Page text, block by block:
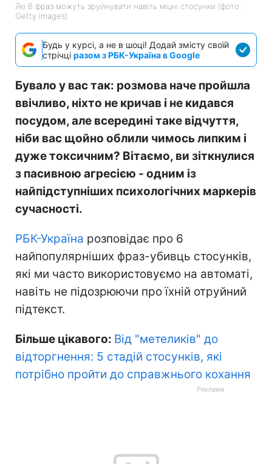
Які 6 фраз можуть зруйнувати навіть міцні стосунки (фото:
Getty Images)
Будь у курсі, а не в шоці! Додай змісту своїй
стрічці разом з РБК-Україна в Google
Бувало у вас так: розмова наче пройшла
ввічливо, ніхто не кричав і не кидався
посудом, але всередині таке відчуття,
ніби вас щойно облили чимось липким і
дуже токсичним? Вітаємо, ви зіткнулися
з пасивною агресією - одним із
найпідступніших психологічних маркерів
сучасності.
РБК-Україна розповідає про 6
найпопулярніших фраз-убивць стосунків,
які ми часто використовуємо на автоматі,
навіть не підозрюючи про їхній отруйний
підтекст.
Більше цікавого: Від "метеликів" до
відторгнення: 5 стадій стосунків, які
потрібно пройти до справжнього кохання